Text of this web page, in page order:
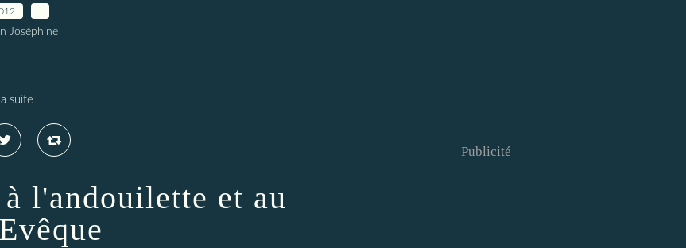
Joséphine
suite
l'andouilette et au
Publicité